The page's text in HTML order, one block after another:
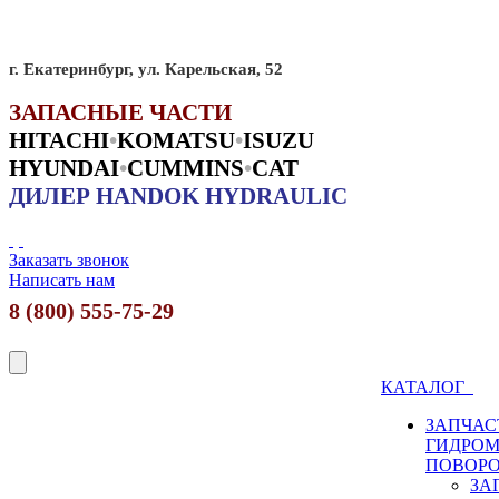
г. Екатеринбург, ул. Карельская, 52
ЗАПАСНЫЕ ЧАСТИ
HITACHI•KOMATSU•ISUZU
HYUNDAI•CUMMINS•CAT
ДИЛЕР HANDOK HYDRAULIC
Заказать звонок
Написать нам
8 (800) 555-75-29
КАТАЛОГ